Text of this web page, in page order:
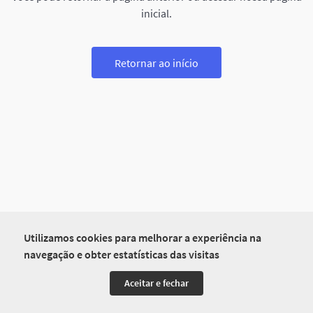
Utilizamos cookies para melhorar a experiência na
navegação e obter estatísticas das visitas
Aceitar e fechar
inicial.
Retornar ao início